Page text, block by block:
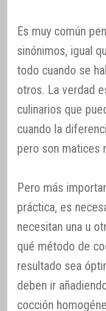
Es muy común
sinónimos, igual
todo cuando se
otros. La verdad
culinarios que
cuando la
pero son matices
Pero más
práctica, es
necesitan una u
qué método de
resultado sea
deben ir
cocción